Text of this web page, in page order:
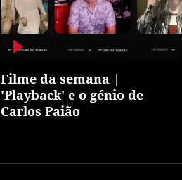
Filme da semana |
'Playback' e o génio de
Carlos Paião